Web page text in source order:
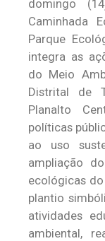
domingo
Caminhada
Parque
integra as
do Meio
Distrital de
Planalto
políticas
ao uso
ampliação
ecológicas
plantio
atividades
ambiental,